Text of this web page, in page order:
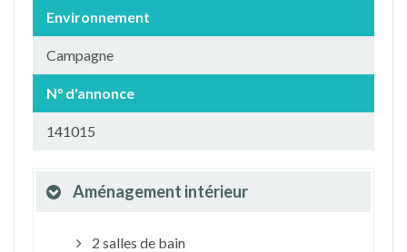
Environnement
Campagne
N° d'annonce
141015
Aménagement intérieur
2 salles de bain